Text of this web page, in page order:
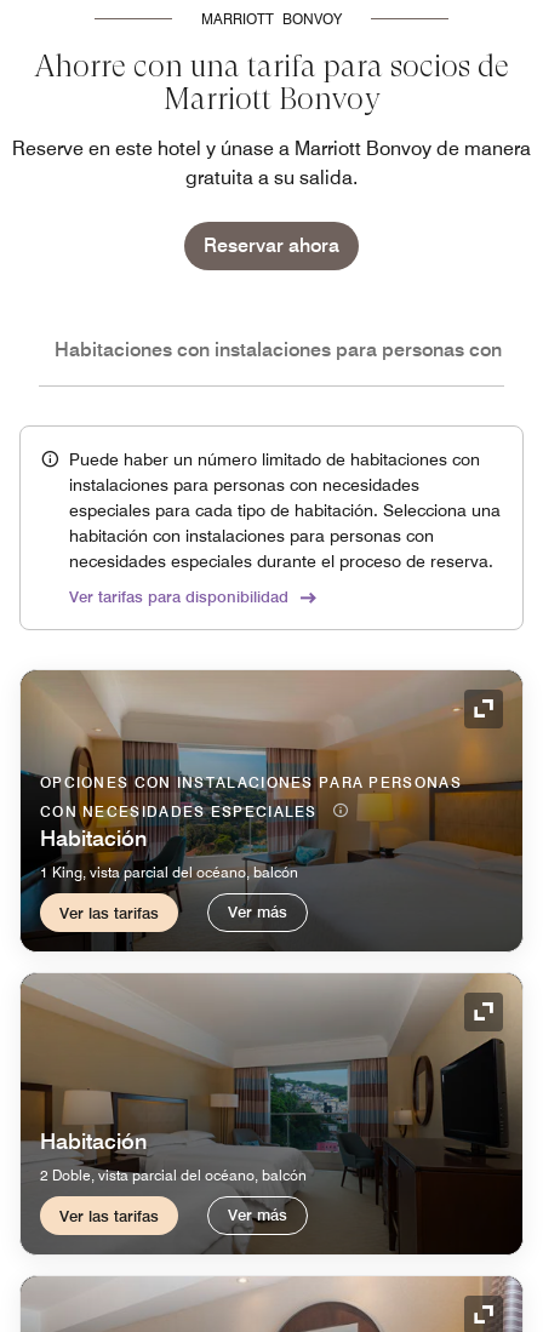
MARRIOTT BONVOY
Ahorre con una tarifa para socios de
Marriott Bonvoy
Reserve en este hotel y únase a Marriott Bonvoy de manera
gratuita a su salida.
Reservar ahora
Habitaciones con instalaciones para personas con
Puede haber un número limitado de habitaciones con
instalaciones para personas con necesidades
especiales para cada tipo de habitación. Selecciona una
habitación con instalaciones para personas con
necesidades especiales durante el proceso de reserva.
Ver tarifas para disponibilidad
Icono
OPCIONES CON INSTALACIONES PARA PERSONAS
CON NECESIDADES ESPECIALES
Habitación
1 King, vista parcial del océano, balcón
Ver las tarifas Ver más
Icono
Habitación
2 Doble, vista parcial del océano, balcón
Ver las tarifas Ver más